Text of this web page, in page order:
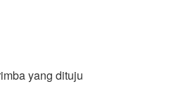
yang dituju